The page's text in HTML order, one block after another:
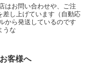
はお問い合わせや、ご注
差し上げています（自動応
から発送しているのです
うな
客様へ